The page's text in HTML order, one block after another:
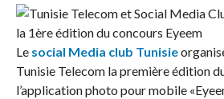
Le social Media club Tunisie
Tunisie Telecom la première édition
l’application photo pour mobile